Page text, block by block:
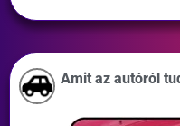
Amit az autóról